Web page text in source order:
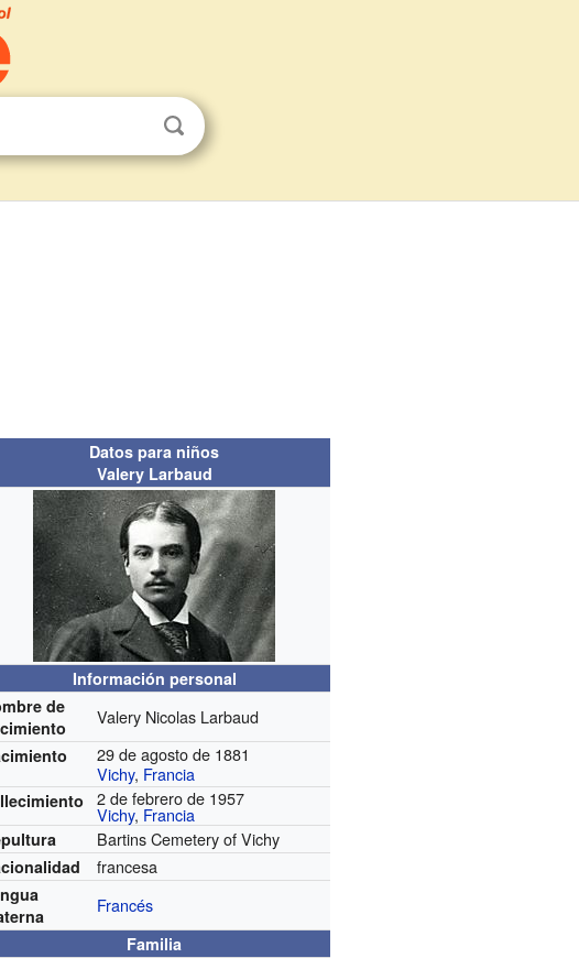
Datos para niños
Valery Larbaud
Información personal
de
Valery Nicolas Larbaud
29 de agosto de 1881
Vichy, Francia
2 de febrero de 1957
Vichy, Francia
Bartins Cemetery of Vichy
francesa
Francés
Familia